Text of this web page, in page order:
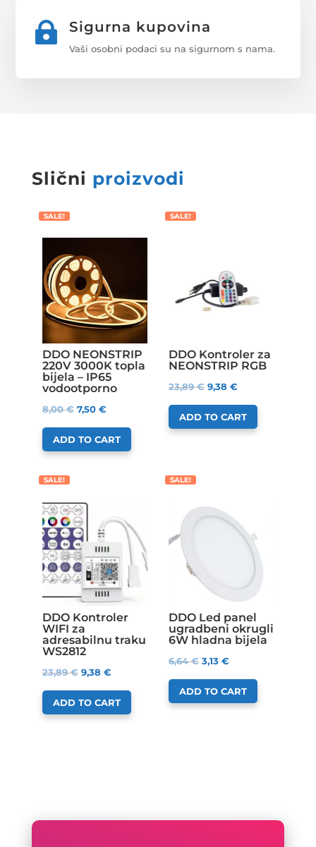
 Sigurna kupovina
Vaši osobni podaci su na sigurnom s nama.
Slični proizvodi
SALE!
DDO NEONSTRIP
220V 3000K topla
bijela – IP65
vodootporno
8,00€ 7,50 €
ADD TO CART
SALE!
DDO Kontroler za
NEONSTRIP RGB
23,89€ 9,38 €
ADD TO CART
SALE!
DDO Kontroler
WIFI za
adresabilnu traku
WS2812
23,89€ 9,38 €
ADD TO CART
SALE!
DDO Led panel
ugradbeni okrugli
6W hladna bijela
6,64€ 3,13 €
ADD TO CART